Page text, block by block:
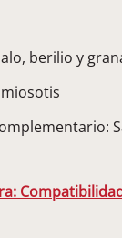
berilio y